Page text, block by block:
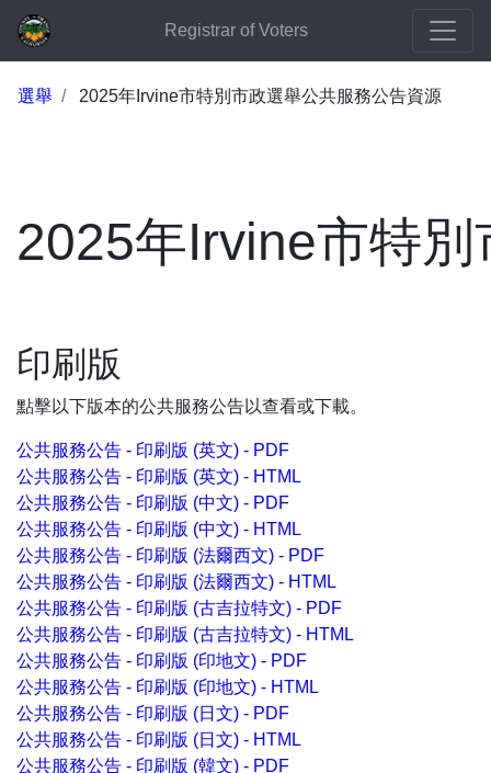
Registrar of Voters
選舉 2025年Irvine市特別市政選舉公共服務公告資源
2025年Irvine市特
印刷版
點擊以下版本的公共服務公告以查看或下載。
公共服務公告 - 印刷版 (英文) - PDF
公共服務公告 - 印刷版 (英文) - HTML
公共服務公告 - 印刷版 (中文) - PDF
公共服務公告 - 印刷版 (中文) - HTML
公共服務公告 - 印刷版 (法爾西文) - PDF
公共服務公告 - 印刷版 (法爾西文) - HTML
公共服務公告 - 印刷版 (古吉拉特文) - PDF
公共服務公告 - 印刷版 (古吉拉特文) - HTML
公共服務公告 - 印刷版 (印地文) - PDF
公共服務公告 - 印刷版 (印地文) - HTML
公共服務公告 - 印刷版 (日文) - PDF
公共服務公告 - 印刷版 (日文) - HTML
公共服務公告 - 印刷版 (韓文) - PDF